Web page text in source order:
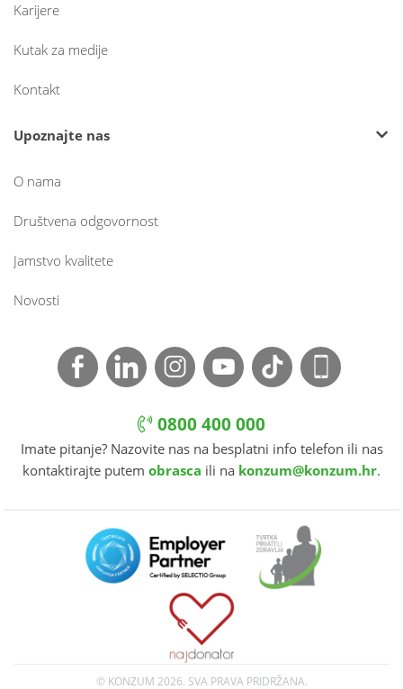
Karijere
Kutak za medije
Kontakt
Upoznajte nas
O nama
Društvena odgovornost
Jamstvo kvalitete
Novosti
0800 400 000
Imate pitanje? Nazovite nas na besplatni info telefon ili nas
kontaktirajte putem obrasca ili na konzum@konzum.hr.
© KONZUM 2026. SVA PRAVA PRIDRŽANA.